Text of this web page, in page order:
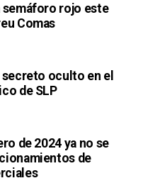
semáforo rojo este
Comas
oculto en el
de SLP
de 2024 ya no se
de